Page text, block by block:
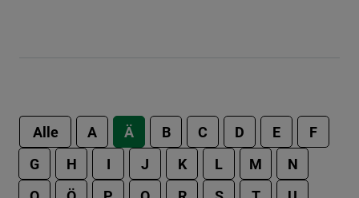
Alle A Ä B C D E
F
G
H I J K L M
N